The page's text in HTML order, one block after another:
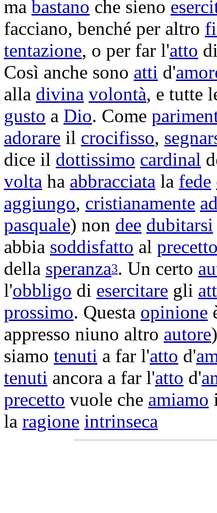
ma bastano che sieno
facciano, benché per altro
tentazione, o per far l'atto
Così anche sono atti d'
alla divina volontà, e tutte
gusto a Dio. Come
adorare il crocifisso,
dice il dottissimo cardinal
volta ha abbracciata la fede
aggiungo, cristianamente
pasquale) non dee dubitarsi
abbia soddisfatto al
della speranza3. Un certo
l'obbligo di esercitare gli
prossimo. Questa opinione
appresso niuno altro autore
siamo tenuti a far l'atto d'
tenuti ancora a far l'atto d'
precetto vuole che amiamo
la ragione intrinseca